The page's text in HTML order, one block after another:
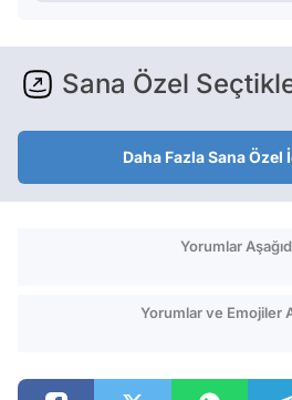
Sana Özel
Daha Fazla Sana Özel
Yorumlar
Yorumlar ve Emojiler